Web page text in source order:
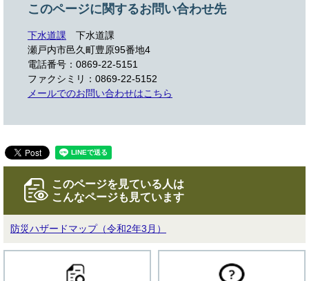
このページに関するお問い合わせ先
下水道課
下水道課
瀬戸内市邑久町豊原95番地4
電話番号：0869-22-5151
ファクシミリ：0869-22-5152
メールでのお問い合わせはこちら
このページを見ている人は
こんなページも見ています
防災ハザードマップ（令和2年3月）